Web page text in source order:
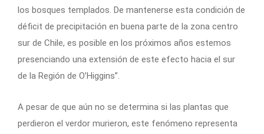
los bosques templados. De mantenerse esta condición de
déficit de precipitación en buena parte de la zona centro
sur de Chile, es posible en los próximos años estemos
presenciando una extensión de este efecto hacia el sur
de la Región de O’Higgins”.
A pesar de que aún no se determina si las plantas que
perdieron el verdor murieron, este fenómeno representa